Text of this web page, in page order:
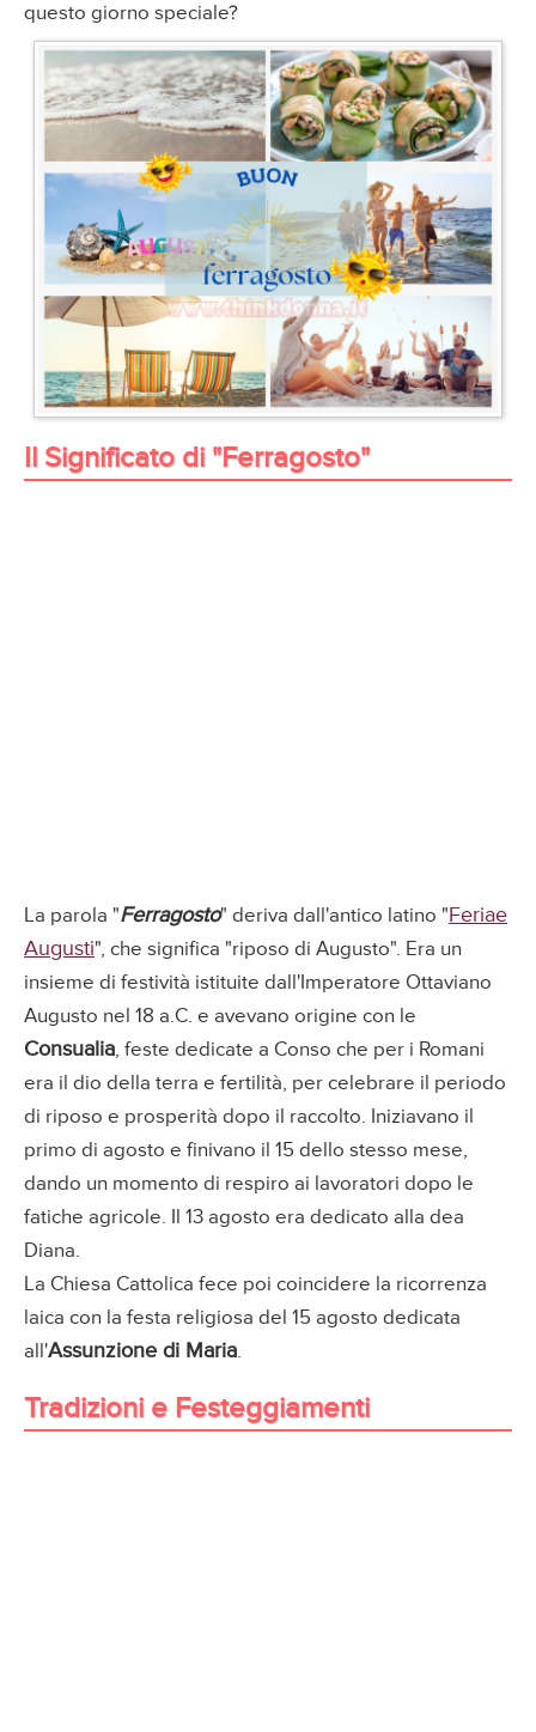
questo giorno speciale?
Il Significato di "Ferragosto"
La parola "Ferragosto" deriva dall'antico latino "Feriae
Augusti", che significa "riposo di Augusto". Era un
insieme di festività istituite dall'Imperatore Ottaviano
Augusto nel 18 a.C. e avevano origine con le
Consualia, feste dedicate a Conso che per i Romani
era il dio della terra e fertilità, per celebrare il periodo
di riposo e prosperità dopo il raccolto. Iniziavano il
primo di agosto e finivano il 15 dello stesso mese,
dando un momento di respiro ai lavoratori dopo le
fatiche agricole. Il 13 agosto era dedicato alla dea
Diana.
La Chiesa Cattolica fece poi coincidere la ricorrenza
laica con la festa religiosa del 15 agosto dedicata
all'Assunzione di Maria.
Tradizioni e Festeggiamenti